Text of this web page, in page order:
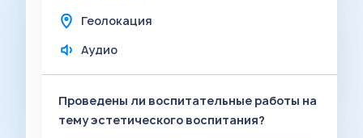
Геолокация
Аудио
Проведены ли воспитательные работы на
тему эстетического воспитания?